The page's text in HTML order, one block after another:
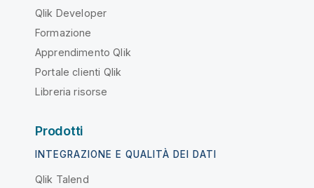
Qlik Developer
Formazione
Apprendimento Qlik
Portale clienti Qlik
Libreria risorse
Prodotti
INTEGRAZIONE E QUALITÀ DEI DATI
Qlik Talend